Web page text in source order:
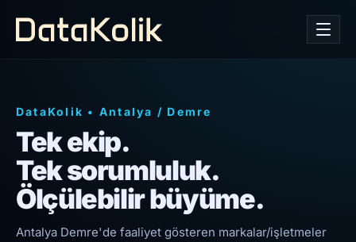
DataKolik • Antalya / Demre
Tek ekip.
Tek sorumluluk.
Ölçülebilir büyüme.
Antalya Demre'de faaliyet gösteren markalar/işletmeler